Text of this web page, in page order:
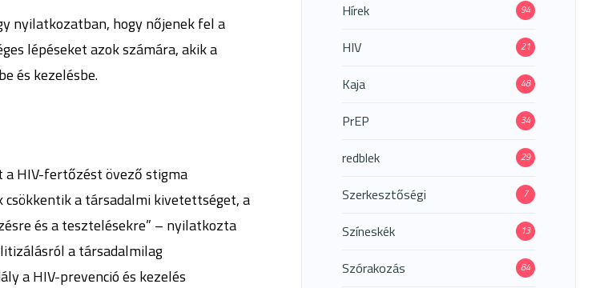
nyilatkozatban, hogy nőjenek fel a
lépéseket azok számára, akik a
és kezelésbe.
a HIV-fertőzést övező stigma
a társadalmi kivetettséget, a
és a tesztelésekre” – nyilatkozta
a társadalmilag
a HIV-prevenció és kezelés
Hírek 94
HIV 21
Kaja 48
PrEP 34
redblek 29
Szerkesztőségi 7
Színeskék 13
Szórakozás 84